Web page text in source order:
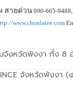
สายด่วน 090-665-
www.chonlatee.com
นจังหวัดพังงา ทั้ง 8
จังหวัดพังงา (